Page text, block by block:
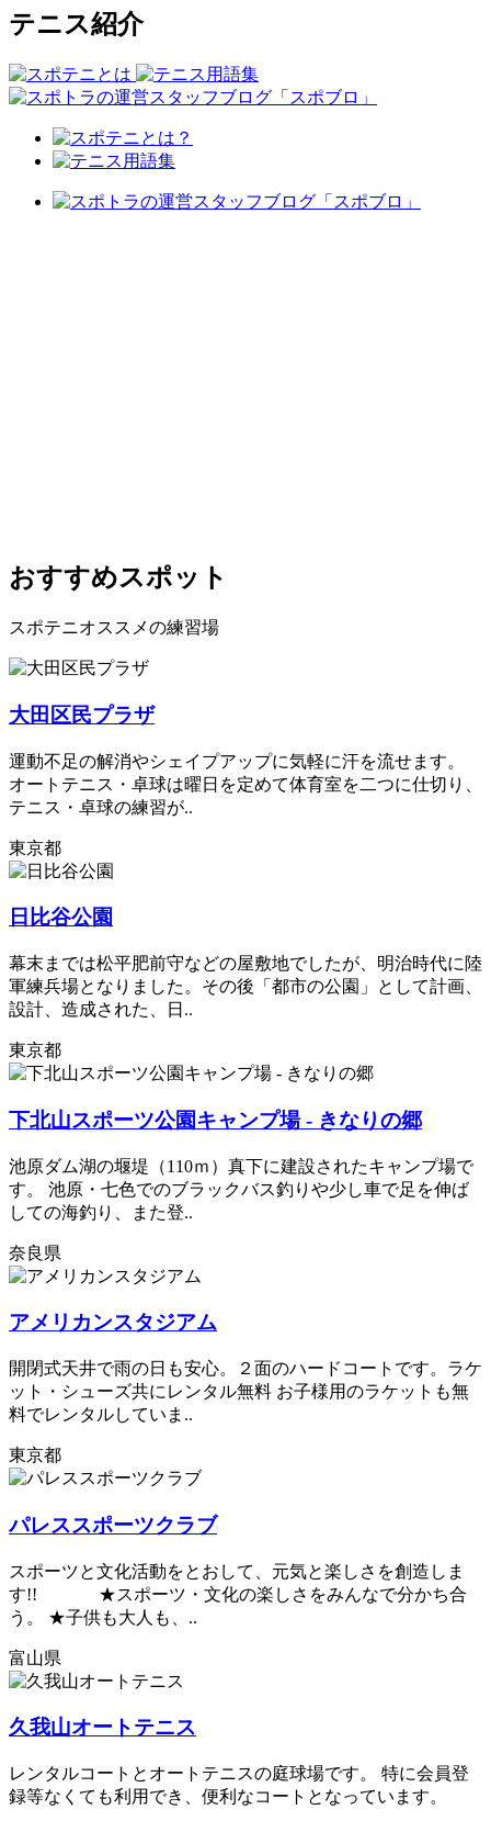
テニス紹介
おすすめスポット
スポテニオススメの練習場
大田区民プラザ
運動不足の解消やシェイプアップに気軽に汗を流せます。
オートテニス・卓球は曜日を定めて体育室を二つに仕切り、
テニス・卓球の練習が..
東京都
日比谷公園
幕末までは松平肥前守などの屋敷地でしたが、明治時代に陸
軍練兵場となりました。その後「都市の公園」として計画、
設計、造成された、日..
東京都
下北山スポーツ公園キャンプ場 - きなりの郷
池原ダム湖の堰堤（110ｍ）真下に建設されたキャンプ場で
す。 池原・七色でのブラックバス釣りや少し車で足を伸ば
しての海釣り、また登..
奈良県
アメリカンスタジアム
開閉式天井で雨の日も安心。２面のハードコートです。ラケ
ット・シューズ共にレンタル無料 お子様用のラケットも無
料でレンタルしていま..
東京都
パレススポーツクラブ
スポーツと文化活動をとおして、元気と楽しさを創造しま
す!! ★スポーツ・文化の楽しさをみんなで分かち合
う。 ★子供も大人も、..
富山県
久我山オートテニス
レンタルコートとオートテニスの庭球場です。 特に会員登
録等なくても利用でき、便利なコートとなっています。